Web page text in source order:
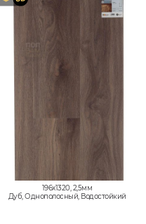
196x1320, 2,5мм
Дуб, Однополосный, Водостойкий